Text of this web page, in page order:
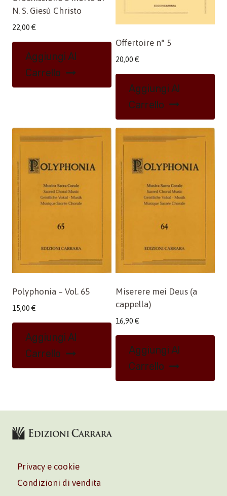
N. S. Giesù Christo
22,00 €
Aggiungi Al
Carrello
Offertoire n° 5
20,00 €
Aggiungi Al
Carrello
Polyphonia – Vol. 65
15,00 €
Aggiungi Al
Carrello
Miserere mei Deus (a
cappella)
16,90 €
Aggiungi Al
Carrello
Privacy e cookie
Condizioni di vendita